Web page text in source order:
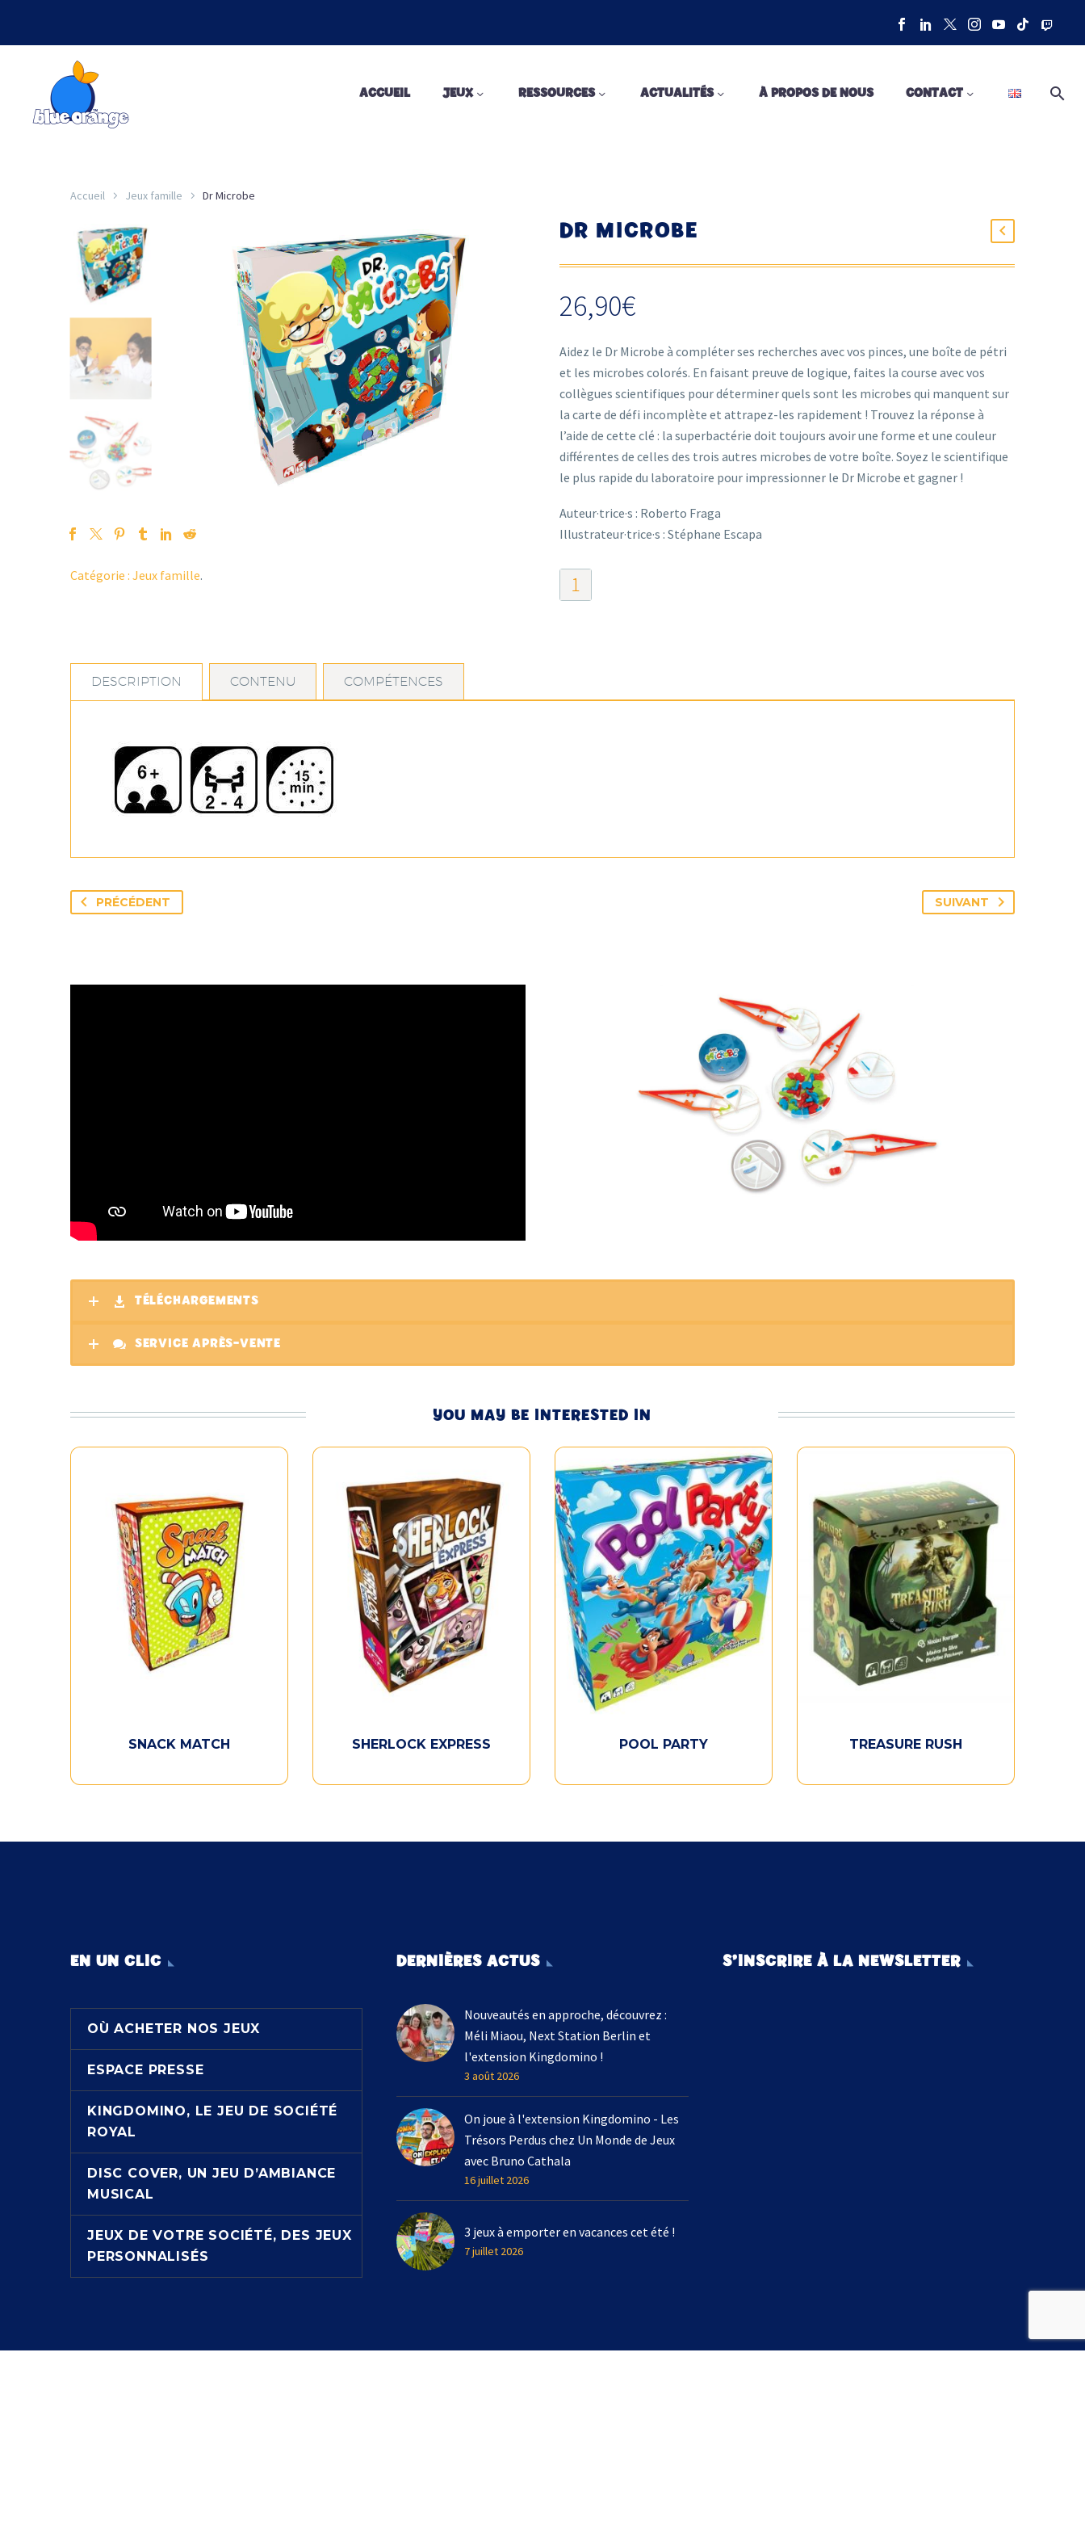
ACCUEIL JEUX RESSOURCES ACTUALITÉS À PROPOS DE NOUS CONTACT
Accueil Jeux famille Dr Microbe
Catégorie : Jeux famille.
DR MICROBE
26,90€
Aidez le Dr Microbe à compléter ses recherches avec vos pinces, une boîte de pétri
et les microbes colorés. En faisant preuve de logique, faites la course avec vos
collègues scientifiques pour déterminer quels sont les microbes qui manquent sur
la carte de défi incomplète et attrapez-les rapidement ! Trouvez la réponse à
l’aide de cette clé : la superbactérie doit toujours avoir une forme et une couleur
différentes de celles des trois autres microbes de votre boîte. Soyez le scientifique
le plus rapide du laboratoire pour impressionner le Dr Microbe et gagner !
Auteur·trice·s : Roberto Fraga
Illustrateur·trice·s : Stéphane Escapa
quantité
de
DESCRIPTION CONTENU COMPÉTENCES
PRÉCÉDENT SUIVANT
TÉLÉCHARGEMENTS
SERVICE APRÈS-VENTE
YOU MAY BE INTERESTED IN
SNACK MATCH SHERLOCK EXPRESS POOL PARTY TREASURE RUSH
EN UN CLIC
OÙ ACHETER NOS JEUX
ESPACE PRESSE
KINGDOMINO, LE JEU DE SOCIÉTÉ
ROYAL
DISC COVER, UN JEU D’AMBIANCE
MUSICAL
JEUX DE VOTRE SOCIÉTÉ, DES JEUX
PERSONNALISÉS
DERNIÈRES ACTUS
Nouveautés en approche, découvrez :
Méli Miaou, Next Station Berlin et
l'extension Kingdomino !
3 août 2026
On joue à l'extension Kingdomino - Les
Trésors Perdus chez Un Monde de Jeux
avec Bruno Cathala
16 juillet 2026
3 jeux à emporter en vacances cet été !
7 juillet 2026
S’INSCRIRE À LA NEWSLETTER